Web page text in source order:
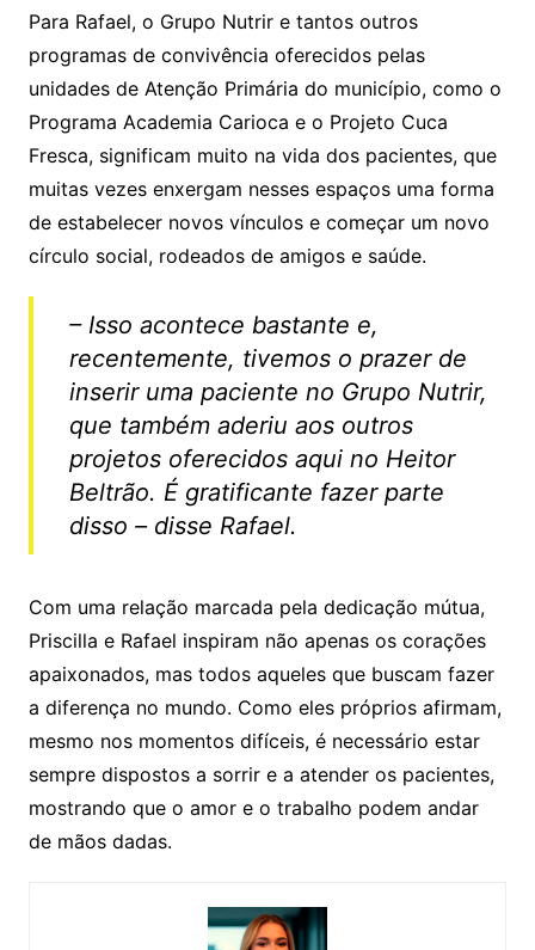
Para Rafael, o Grupo Nutrir e tantos outros
programas de convivência oferecidos pelas
unidades de Atenção Primária do município, como o
Programa Academia Carioca e o Projeto Cuca
Fresca, significam muito na vida dos pacientes, que
muitas vezes enxergam nesses espaços uma forma
de estabelecer novos vínculos e começar um novo
círculo social, rodeados de amigos e saúde.
– Isso acontece bastante e,
recentemente, tivemos o prazer de
inserir uma paciente no Grupo Nutrir,
que também aderiu aos outros
projetos oferecidos aqui no Heitor
Beltrão. É gratificante fazer parte
disso – disse Rafael.
Com uma relação marcada pela dedicação mútua,
Priscilla e Rafael inspiram não apenas os corações
apaixonados, mas todos aqueles que buscam fazer
a diferença no mundo. Como eles próprios afirmam,
mesmo nos momentos difíceis, é necessário estar
sempre dispostos a sorrir e a atender os pacientes,
mostrando que o amor e o trabalho podem andar
de mãos dadas.